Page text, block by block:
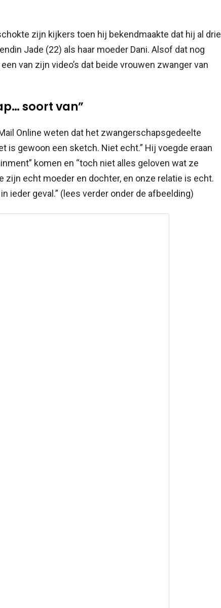
zijn kijkers toen hij bekendmaakte dat hij al drie
Jade (22) als haar moeder Dani. Alsof dat nog
van zijn video’s dat beide vrouwen zwanger van
soort van”
Online weten dat het zwangerschapsgedeelte
is gewoon een sketch. Niet echt.” Hij voegde eraan
komen en “toch niet alles geloven wat ze
zijn echt moeder en dochter, en onze relatie is echt.
ieder geval.” (lees verder onder de afbeelding)